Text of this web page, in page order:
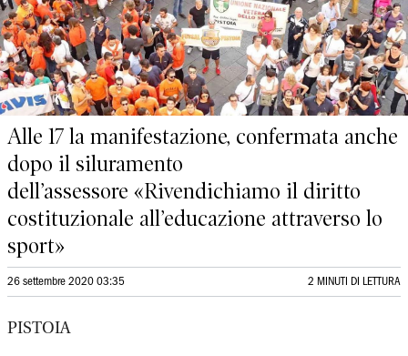
Alle 17 la manifestazione, confermata anche
dopo il siluramento
dell’assessore «Rivendichiamo il diritto
costituzionale all’educazione attraverso lo
sport»
26 settembre 2020 03:35 2 MINUTI DI LETTURA
PISTOIA